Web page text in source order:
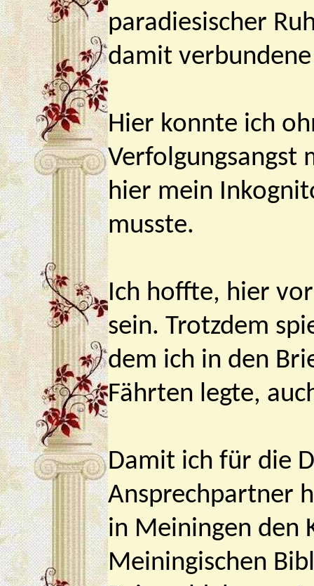
paradiesischer
damit
Hier konnte ich
Verfolgungsangst
hier mein
musste.
Ich hoffte, hier
sein. Trotzdem
dem ich in den
Fährten legte,
Damit ich für die
Ansprechpartner
in Meiningen den
Meiningischen